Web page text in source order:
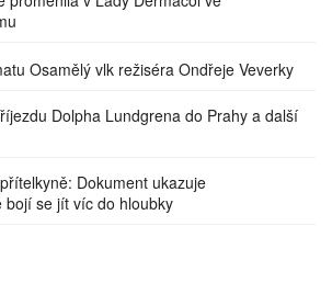
Osamělý vlk režiséra Ondřeje Veverky
Dolpha Lundgrena do Prahy a další
Dokument ukazuje
bojí se jít víc do hloubky